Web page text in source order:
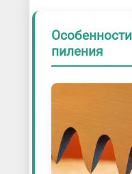
пиления